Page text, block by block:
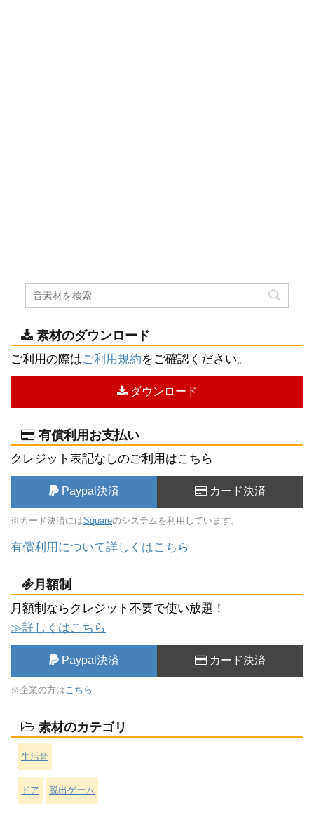
素材のダウンロード
ご利用の際はご利用規約をご確認ください。
ダウンロード
有償利用お支払い
クレジット表記なしのご利用はこちら
Paypal決済 カード決済
※カード決済にはSquareのシステムを利用しています。
有償利用について詳しくはこちら
月額制
月額制ならクレジット不要で使い放題！
≫詳しくはこちら
Paypal決済 カード決済
※企業の方は こちら
素材のカテゴリ
生活音
ドア 脱出ゲーム